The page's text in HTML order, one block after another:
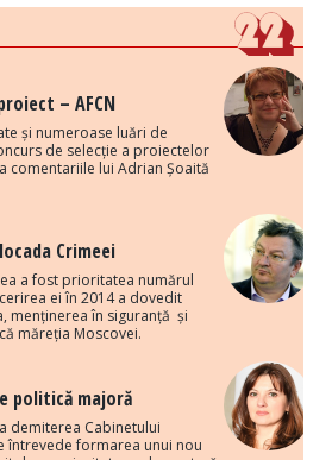
– AFCN
și numeroase luări de
de selecție a proiectelor
comentariile lui Adrian Șoaită
Crimeei
a fost prioritatea numărul
ei în 2014 a dovedit
menținerea în siguranță și
măreția Moscovei.
politică majoră
demiterea Cabinetului
întrevede formarea unui nou